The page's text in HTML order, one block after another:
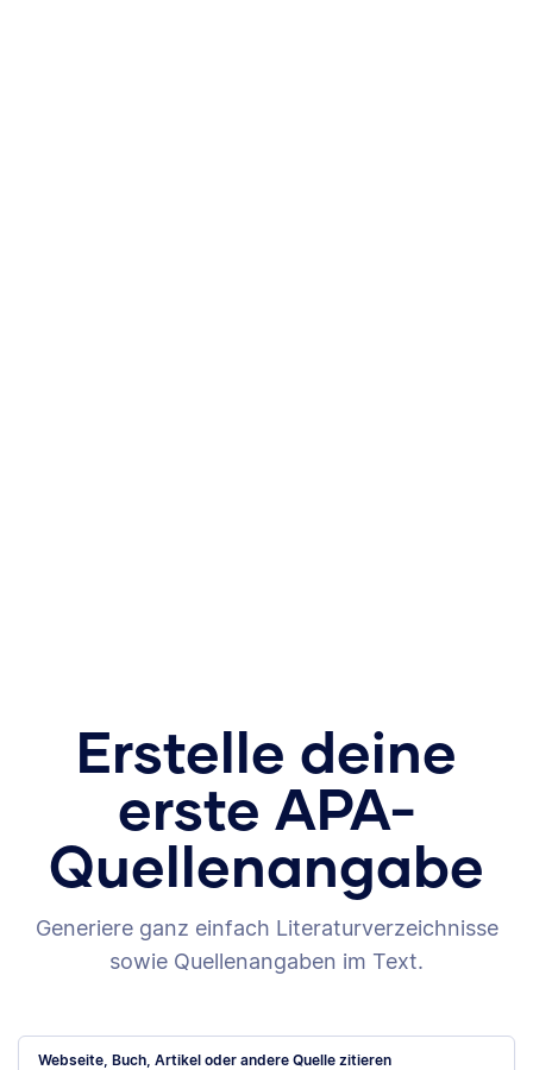
Erstelle deine
erste APA-
Quellenangabe
Generiere ganz einfach Literaturverzeichnisse
sowie Quellenangaben im Text.
Webseite, Buch, Artikel oder andere Quelle zitieren